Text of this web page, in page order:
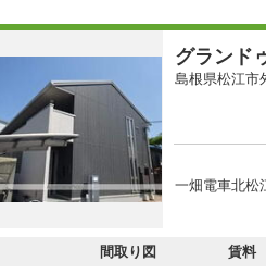
グランド
島根県松江市
一畑電車北松
間取り図 賃料